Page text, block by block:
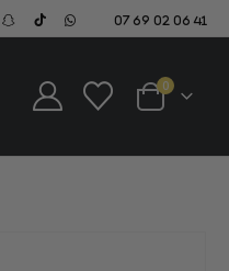
07 69 02 06 41
0